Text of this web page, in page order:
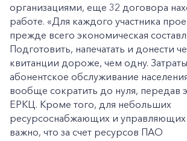
организациями, еще 32 договора
работе. «Для каждого участника
прежде всего экономическая
Подготовить, напечатать и донести
квитанции дороже, чем одну.
абонентское обслуживание
вообще сократить до нуля, передав
ЕРКЦ. Кроме того, для небольших
ресурсоснабжающих и управляющих
важно, что за счет ресурсов ПАО